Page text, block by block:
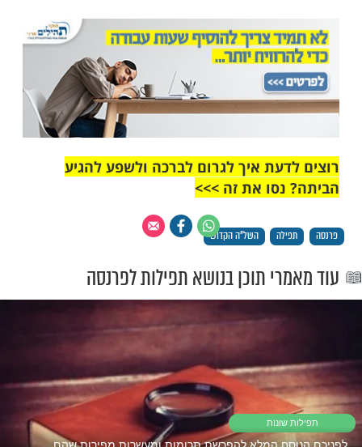
הַמְעַט מזְכֻיוֹתַי שֶׁבְּיָדִי, וּבְאִם הוּא כֵן קַח
וְאַל אֶרְאֶה בְרָעָתִי לָעוֹלָם הַבָּא עוֹלָם הַנִצְחִי,
הַטוֹב לְמֵהַב וְלֹא לְמִשְׁקַל, תֵּן בְּלִבִּי וּבְלֵב כָּל
שֶׁלֹא לְהִשְׁתַּמֵשׁ בְּמַתְּנוֹתֶךָ לְתַעַנוּגִים גוּפָנִיִים,
מִמֶנוּ בַּעֲלֵי תּוֹרָה, אַנָשִׁים כְּשֵׁרִים, אַנָשִׁים
צְדָקָה הַרְבֵּה וּגְמִילַת חַסָדִים לַקְרוֹבִים
וּדְבַר יְהֹוָה יָקוּם.
אִמְרֵי פִי וְהֶגְיוֹן לִבִּי לְפָנֶיךָ יְהֹוָה צוּרִי וְגֹאֲלִי.